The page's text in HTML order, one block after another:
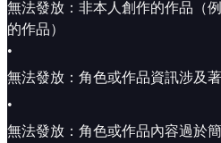
無法發放：非本人創作的作品（
的作品）
•
無法發放：角色或作品資訊涉及
•
無法發放：角色或作品內容過於